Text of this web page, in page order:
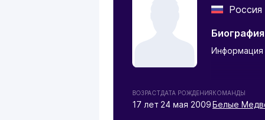
Россия
Биография
Информация
ВОЗРАСТ
17 лет
ДАТА РОЖДЕНИЯ
24 мая 2009
КОМАНДЫ
Белые